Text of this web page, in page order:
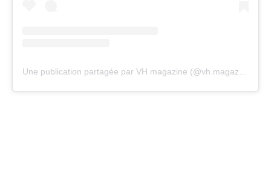
Une publication partagée par VH magazine (@vh.magazine)